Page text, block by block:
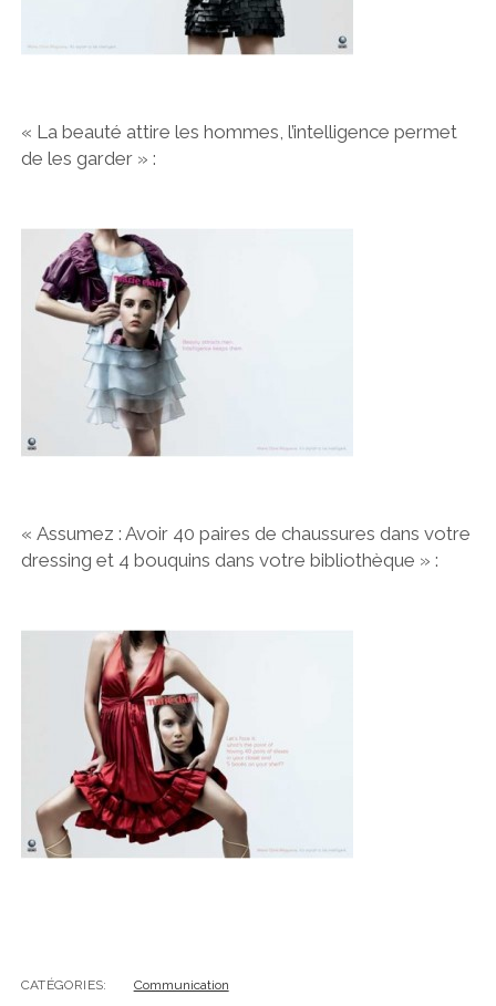
« La beauté attire les hommes, l’intelligence permet
de les garder » :
« Assumez : Avoir 40 paires de chaussures dans votre
dressing et 4 bouquins dans votre bibliothèque » :
CATÉGORIES: Communication